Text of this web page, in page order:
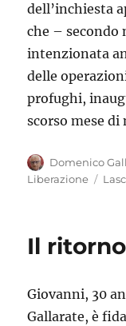
dell’inchiesta
che –
intenzionata
delle
profughi,
scorso mese
Autore
Domenico
Liberazione
Il
Giovanni, 30
Gallarate, è